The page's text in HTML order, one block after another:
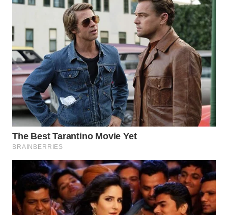
MADURA
WN
SURABAYA
WN
NATUNA
WN
BINTAN
WN
MANDALIKA
WN